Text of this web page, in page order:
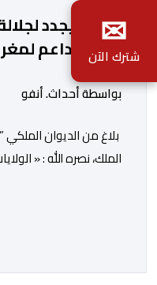
ترامب يجدد
بلاده الداعم
الحكم الذاتي
بواسطة أحداث. أنفو
بلاغ من الديوان الملكي
الملك، نصره الله : «
السادس، […]
✉
شترك الآن